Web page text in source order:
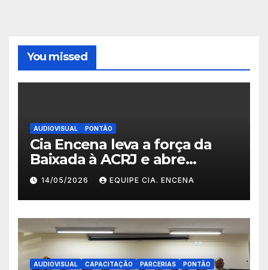
You missed
AUDIOVISUAL PONTÃO
Cia Encena leva a força da
Baixada à ACRJ e abre
inscrições para a 2ª turma do
Fazendo Meu Primeiro Filme”
em Nova Iguaçu
14/05/2026 EQUIPE CIA. ENCENA
AUDIOVISUAL CAPACITAÇÃO PARCERIAS PONTÃO